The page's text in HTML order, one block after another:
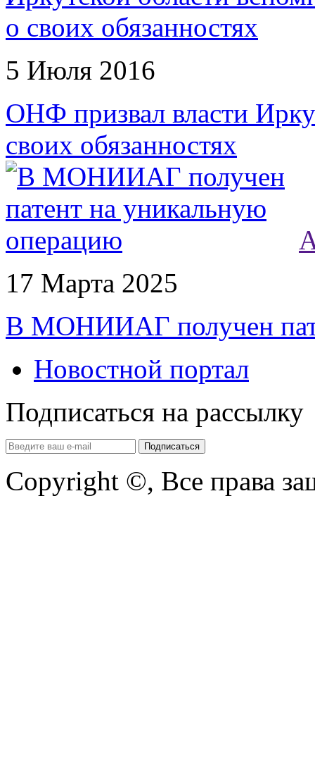
5 Июля 2016
ОНФ призвал власти
своих обязанностях
17 Марта 2025
В МОНИИАГ получен
Новостной портал
Подписаться на рассылку
Copyright ©, Все права